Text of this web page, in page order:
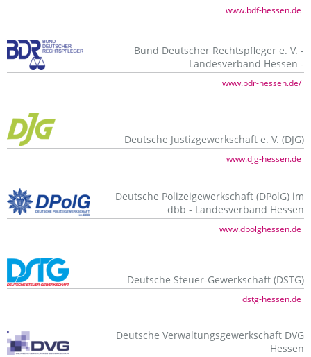
www.bdf-hessen.de
Bund Deutscher Rechtspfleger e. V. -
Landesverband Hessen -
www.bdr-hessen.de/
Deutsche Justizgewerkschaft e. V. (DJG)
www.djg-hessen.de
Deutsche Polizeigewerkschaft (DPolG) im
dbb - Landesverband Hessen
www.dpolghessen.de
Deutsche Steuer-Gewerkschaft (DSTG)
dstg-hessen.de
Deutsche Verwaltungsgewerkschaft DVG
Hessen